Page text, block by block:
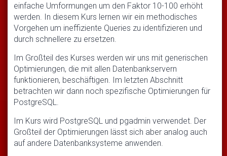
einfache Umformungen um den Faktor 10-100 erhöht
werden. In diesem Kurs lernen wir ein methodisches
Vorgehen um ineffiziente Queries zu identifizieren und
durch schnellere zu ersetzen.
Im Großteil des Kurses werden wir uns mit generischen
Optimierungen, die mit allen Datenbankservern
funktionieren, beschäftigen. Im letzten Abschnitt
betrachten wir dann noch spezifische Optimierungen für
PostgreSQL.
Im Kurs wird PostgreSQL und pgadmin verwendet. Der
Großteil der Optimierungen lässt sich aber analog auch
auf andere Datenbanksysteme anwenden.